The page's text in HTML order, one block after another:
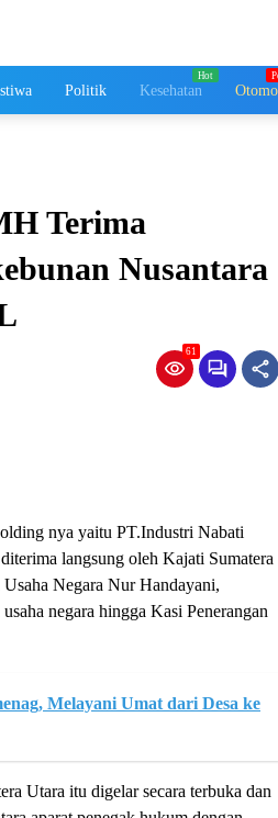
Politik Kesehatan
Terima
Nusantara
61
nya yaitu PT.Industri Nabati
langsung oleh Kajati Sumatera
Negara Nur Handayani,
negara hingga Kasi Penerangan
Melayani Umat dari Desa ke
Utara itu digelar secara terbuka dan